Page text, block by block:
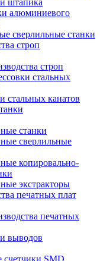
штапика
алюминиевого
сверлильные станки
строп
строп
стальных
стальных канатов
станки
сверлильные
копировально-
экстракторы
печатных плат
печатных
выводов
счетчики SMD